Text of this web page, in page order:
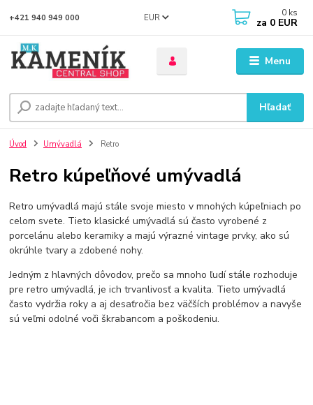
Menu
EUR
Hľadať
+421 940 949 000 0 ks
za 0 EUR
Úvod Umývadlá Retro
Retro kúpeľňové umývadlá
Retro umývadlá majú stále svoje miesto v mnohých kúpeľniach po
celom svete. Tieto klasické umývadlá sú často vyrobené z
porcelánu alebo keramiky a majú výrazné vintage prvky, ako sú
okrúhle tvary a zdobené nohy.
Jedným z hlavných dôvodov, prečo sa mnoho ľudí stále rozhoduje
pre retro umývadlá, je ich trvanlivosť a kvalita. Tieto umývadlá
často vydržia roky a aj desaťročia bez väčších problémov a navyše
sú veľmi odolné voči škrabancom a poškodeniu.